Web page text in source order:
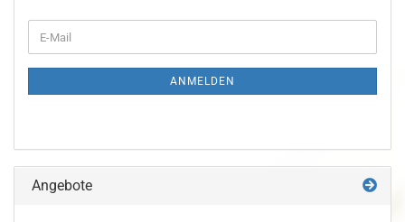
ANMELDEN
Angebote